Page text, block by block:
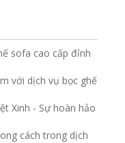
sofa cao cấp đỉnh
với dịch vụ bọc ghế
Xinh - Sự hoàn hảo
cách trong dịch